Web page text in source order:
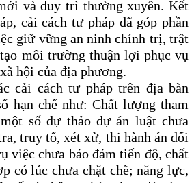
và duy trì thường xuyên. Kết
cải cách tư pháp đã góp phần
giữ vững an ninh chính trị, trật
môi trường thuận lợi phục vụ
hội của địa phương.
cải cách tư pháp trên địa bàn
hạn chế như: Chất lượng tham
số dự thảo dự án luật chưa
truy tố, xét xử, thi hành án đối
việc chưa bảo đảm tiến độ, chất
có lúc chưa chặt chẽ; năng lực,